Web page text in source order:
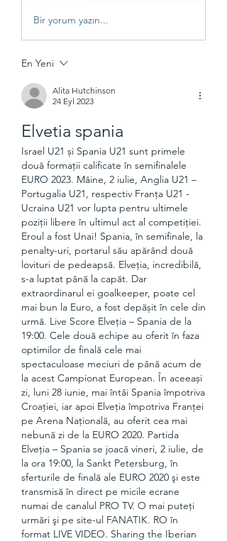
Bir yorum yazın...
En Yeni
Alita Hutchinson
24 Eyl 2023
Elvetia spania
Israel U21 și Spania U21 sunt primele
două formații calificate în semifinalele
EURO 2023. Mâine, 2 iulie, Anglia U21 –
Portugalia U21, respectiv Franța U21 -
Ucraina U21 vor lupta pentru ultimele
poziții libere în ultimul act al competiției.
Eroul a fost Unai! Spania, în semifinale, la
penalty-uri, portarul său apărând două
lovituri de pedeapsă. Elveția, incredibilă,
s-a luptat până la capăt. Dar
extraordinarul ei goalkeeper, poate cel
mai bun la Euro, a fost depășit în cele din
urmă. Live Score Elveția – Spania de la
19:00. Cele două echipe au oferit în faza
optimilor de finală cele mai
spectaculoase meciuri de până acum de
la acest Campionat European. În aceeași
zi, luni 28 iunie, mai întâi Spania împotriva
Croației, iar apoi Elveția împotriva Franței
pe Arena Națională, au oferit cea mai
nebună zi de la EURO 2020. Partida
Elveţia – Spania se joacă vineri, 2 iulie, de
la ora 19:00, la Sankt Petersburg, în
sferturile de finală ale EURO 2020 şi este
transmisă în direct pe micile ecrane
numai de canalul PRO TV. O mai puteţi
urmări şi pe site-ul FANATIK. RO în
format LIVE VIDEO. Sharing the Iberian